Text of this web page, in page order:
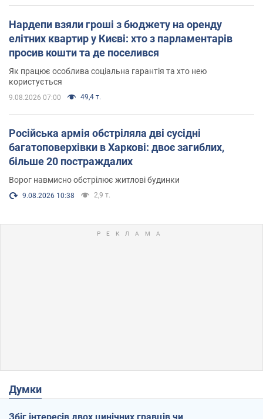
Нардепи взяли гроші з бюджету на оренду
елітних квартир у Києві: хто з парламентарів
просив кошти та де поселився
Як працює особлива соціальна гарантія та хто нею
користується
9.08.2026 07:00 49,4 т.
Російська армія обстріляла дві сусідні
багатоповерхівки в Харкові: двоє загиблих,
більше 20 постраждалих
Ворог навмисно обстрілює житлові будинки
9.08.2026 10:38 2,9 т.
Думки
Збіг інтересів двох цинічних гравців чи